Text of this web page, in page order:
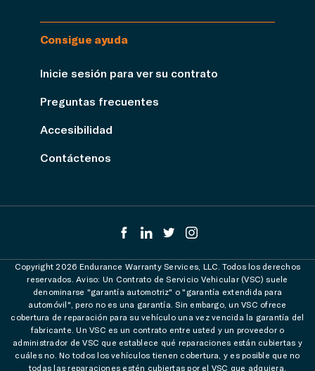
Consigue ayuda
Inicie sesión para ver su contrato
Preguntas frecuentes
Accesibilidad
Contáctenos
Copyright 2026 Endurance Warranty Services, LLC. Todos los derechos
reservados. Aviso: Un Contrato de Servicio Vehicular (VSC) suele
denominarse "garantía automotriz" o "garantía extendida para
automóvil", pero no es una garantía. Sin embargo, un VSC ofrece
cobertura de reparación para su vehículo una vez vencida la garantía del
fabricante. Un VSC es un contrato entre usted y un proveedor o
administrador de VSC que establece qué reparaciones están cubiertas y
cuáles no. No todos los vehículos tienen cobertura, y es posible que no
todas las reparaciones estén cubiertas por el VSC que adquiera.